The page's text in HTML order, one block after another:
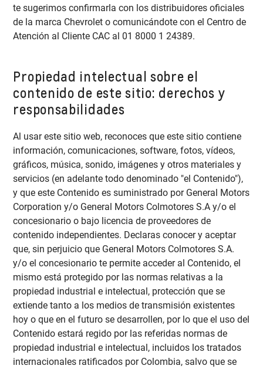
te sugerimos confirmarla con los distribuidores oficiales
de la marca Chevrolet o comunicándote con el Centro de
Atención al Cliente CAC al 01 8000 1 24389.
Propiedad intelectual sobre el
contenido de este sitio: derechos y
responsabilidades
Al usar este sitio web, reconoces que este sitio contiene
información, comunicaciones, software, fotos, vídeos,
gráficos, música, sonido, imágenes y otros materiales y
servicios (en adelante todo denominado "el Contenido"),
y que este Contenido es suministrado por General Motors
Corporation y/o General Motors Colmotores S.A y/o el
concesionario o bajo licencia de proveedores de
contenido independientes. Declaras conocer y aceptar
que, sin perjuicio que General Motors Colmotores S.A.
y/o el concesionario te permite acceder al Contenido, el
mismo está protegido por las normas relativas a la
propiedad industrial e intelectual, protección que se
extiende tanto a los medios de transmisión existentes
hoy o que en el futuro se desarrollen, por lo que el uso del
Contenido estará regido por las referidas normas de
propiedad industrial e intelectual, incluidos los tratados
internacionales ratificados por Colombia, salvo que se